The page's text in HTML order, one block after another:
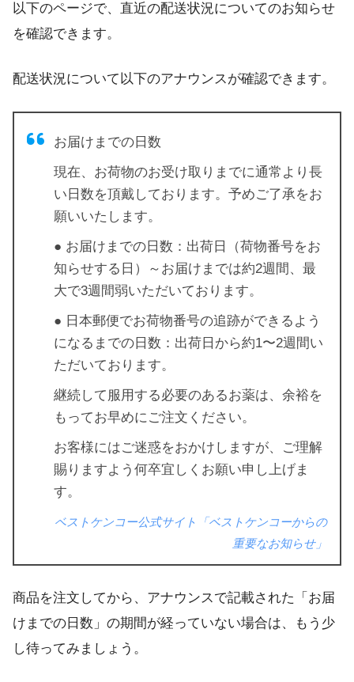
以下のページで、直近の配送状況についてのお知らせ
を確認できます。
配送状況について以下のアナウンスが確認できます。
お届けまでの日数
現在、お荷物のお受け取りまでに通常より長
い日数を頂戴しております。予めご了承をお
願いいたします。
● お届けまでの日数：出荷日（荷物番号をお
知らせする日）～お届けまでは約2週間、最
大で3週間弱いただいております。
● 日本郵便でお荷物番号の追跡ができるよう
になるまでの日数：出荷日から約1〜2週間い
ただいております。
継続して服用する必要のあるお薬は、余裕を
もってお早めにご注文ください。
お客様にはご迷惑をおかけしますが、ご理解
賜りますよう何卒宜しくお願い申し上げま
す。
ベストケンコー公式サイト「ベストケンコーからの
重要なお知らせ」
商品を注文してから、アナウンスで記載された「お届
けまでの日数」の期間が経っていない場合は、もう少
し待ってみましょう。